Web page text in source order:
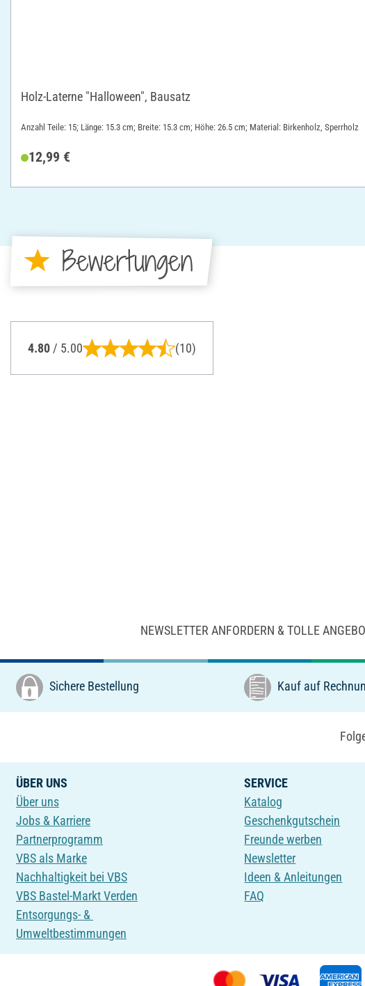
Holz-Laterne "Halloween", Bausatz
Anzahl Teile: 15; Länge: 15.3 cm; Breite: 15.3 cm; Höhe: 26.5 cm; Material: Birkenholz, Sperrholz
12,99 €
Bewertungen
4.80 / 5.00 (10)
NEWSLETTER ANFORDERN & TOLLE
Sichere Bestellung Kauf auf
ÜBER UNS
Über uns
Jobs & Karriere
Partnerprogramm
VBS als Marke
Nachhaltigkeit bei VBS
VBS Bastel-Markt Verden
Entsorgungs- &
Umweltbestimmungen
SERVICE
Katalog
Geschenkgutschein
Freunde werben
Newsletter
Ideen & Anleitungen
FAQ